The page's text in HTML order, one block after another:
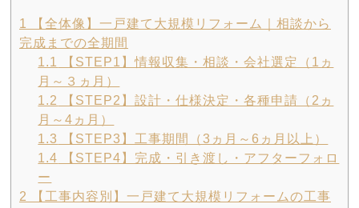
1
【全体像】一戸建て大規模リフォーム｜相談から
完成までの全期間
1.1
【STEP1】情報収集・相談・会社選定（1ヵ
月～３ヵ月）
1.2
【STEP2】設計・仕様決定・各種申請（2ヵ
月～4ヵ月）
1.3
【STEP3】工事期間（3ヵ月～6ヵ月以上）
1.4 【STEP4】完成・引き渡し・アフターフォロ
ー
2
【工事内容別】一戸建て大規模リフォームの工事